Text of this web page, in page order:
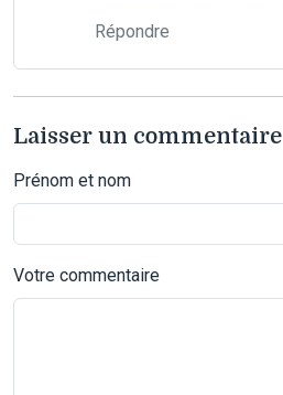
Répondre
Laisser un commentaire
Prénom et nom
Votre commentaire